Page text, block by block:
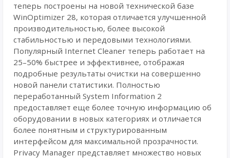
теперь построены на новой технической базе
WinOptimizer 28, которая отличается улучшенной
производительностью, более высокой
стабильностью и передовыми технологиями.
Популярный Internet Cleaner теперь работает на
25–50% быстрее и эффективнее, отображая
подробные результаты очистки на совершенно
новой панели статистики. Полностью
переработанный System Information 2
предоставляет еще более точную информацию об
оборудовании в новых категориях и отличается
более понятным и структурированным
интерфейсом для максимальной прозрачности.
Privacy Manager представляет множество новых